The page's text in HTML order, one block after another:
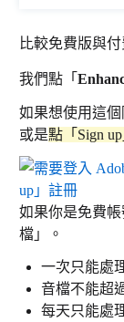
比較免費版與
我們點「
如果想使用這
或是點「Sign up
如果你是免費
檔」。
一次只能處
音檔不能超
每天只能處